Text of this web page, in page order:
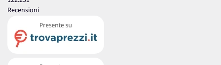
Recensioni